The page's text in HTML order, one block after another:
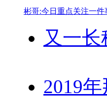
彬哥:今日重点关注一件
又一
2019